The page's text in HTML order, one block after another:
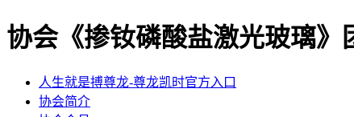
协会《掺钕磷酸盐激光玻璃
人生就是搏尊龙-尊龙凯时官方入口
协会简介